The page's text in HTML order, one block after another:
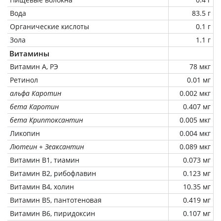
Вода
83.5 г
Органические кислоты
0.1 г
Зола
1.1 г
Витамины
Витамин А, РЭ
78 мкг
Ретинол
0.01 мг
альфа Каротин
0.002 мкг
бета Каротин
0.407 мг
бета Криптоксантин
0.005 мкг
Ликопин
0.004 мкг
Лютеин + Зеаксантин
0.089 мкг
Витамин В1, тиамин
0.073 мг
Витамин В2, рибофлавин
0.123 мг
Витамин В4, холин
10.35 мг
Витамин В5, пантотеновая
0.419 мг
Витамин В6, пиридоксин
0.107 мг